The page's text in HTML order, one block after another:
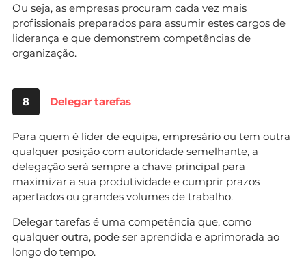
Ou seja, as empresas procuram cada vez mais
profissionais preparados para assumir estes cargos de
liderança e que demonstrem competências de
organização.
8 Delegar tarefas
Para quem é líder de equipa, empresário ou tem outra
qualquer posição com autoridade semelhante, a
delegação será sempre a chave principal para
maximizar a sua produtividade e cumprir prazos
apertados ou grandes volumes de trabalho.
Delegar tarefas é uma competência que, como
qualquer outra, pode ser aprendida e aprimorada ao
longo do tempo.